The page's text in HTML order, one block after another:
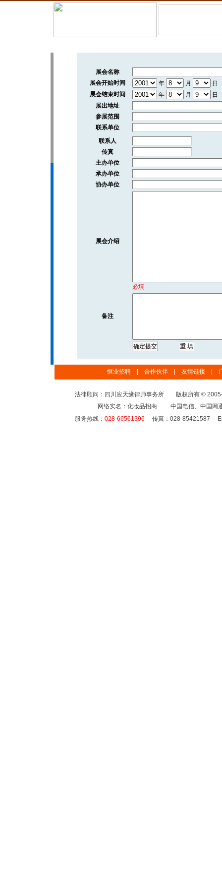
展会名称
展会开始时间
年 月
日
展会结束时间
年 月
日
展出地址
参展范围
联系单位
联系人
传真
主办单位
承办单位
协办单位
展会介绍
必填
备注
恒业招聘 合作伙伴 友情链接
法律顾问：四川应天缘律师事务所 版权所有 ©
网络实名：化妆品招商 中国电信、中国网
服务热线： 028-66561396 传真：028-85421587